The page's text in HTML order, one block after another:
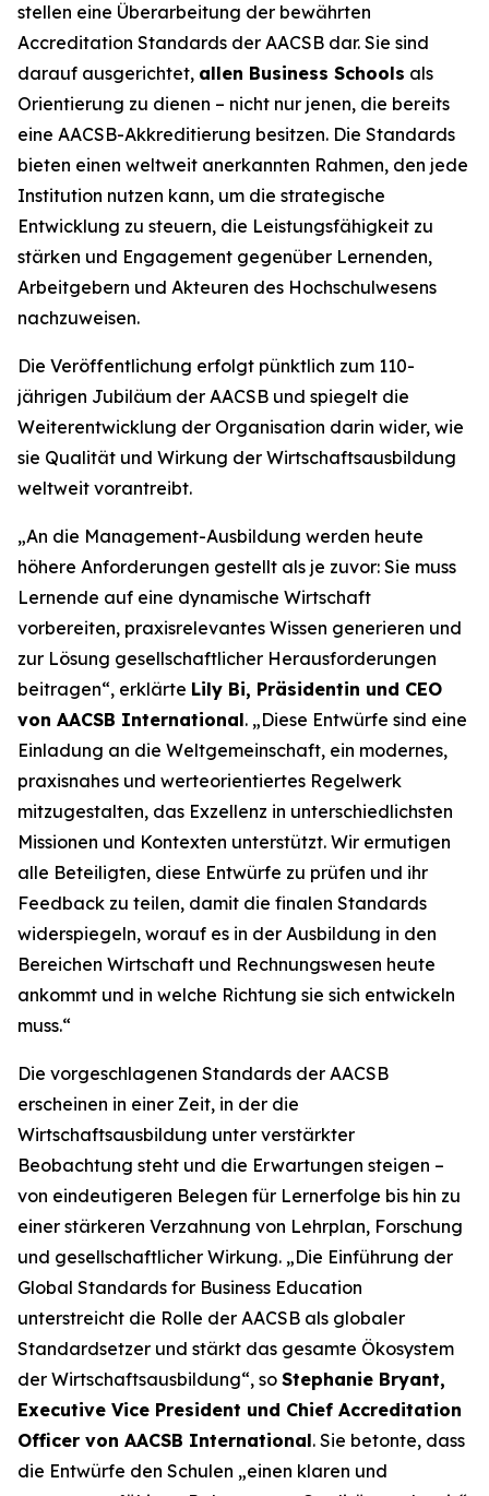
stellen eine Überarbeitung der bewährten
Accreditation Standards der AACSB dar. Sie sind
darauf ausgerichtet, allen Business Schools als
Orientierung zu dienen – nicht nur jenen, die bereits
eine AACSB-Akkreditierung besitzen. Die Standards
bieten einen weltweit anerkannten Rahmen, den jede
Institution nutzen kann, um die strategische
Entwicklung zu steuern, die Leistungsfähigkeit zu
stärken und Engagement gegenüber Lernenden,
Arbeitgebern und Akteuren des Hochschulwesens
nachzuweisen.
Die Veröffentlichung erfolgt pünktlich zum 110-
jährigen Jubiläum der AACSB und spiegelt die
Weiterentwicklung der Organisation darin wider, wie
sie Qualität und Wirkung der Wirtschaftsausbildung
weltweit vorantreibt.
„An die Management-Ausbildung werden heute
höhere Anforderungen gestellt als je zuvor: Sie muss
Lernende auf eine dynamische Wirtschaft
vorbereiten, praxisrelevantes Wissen generieren und
zur Lösung gesellschaftlicher Herausforderungen
beitragen“, erklärte Lily Bi, Präsidentin und CEO
von AACSB International. „Diese Entwürfe sind eine
Einladung an die Weltgemeinschaft, ein modernes,
praxisnahes und werteorientiertes Regelwerk
mitzugestalten, das Exzellenz in unterschiedlichsten
Missionen und Kontexten unterstützt. Wir ermutigen
alle Beteiligten, diese Entwürfe zu prüfen und ihr
Feedback zu teilen, damit die finalen Standards
widerspiegeln, worauf es in der Ausbildung in den
Bereichen Wirtschaft und Rechnungswesen heute
ankommt und in welche Richtung sie sich entwickeln
muss.“
Die vorgeschlagenen Standards der AACSB
erscheinen in einer Zeit, in der die
Wirtschaftsausbildung unter verstärkter
Beobachtung steht und die Erwartungen steigen –
von eindeutigeren Belegen für Lernerfolge bis hin zu
einer stärkeren Verzahnung von Lehrplan, Forschung
und gesellschaftlicher Wirkung. „Die Einführung der
Global Standards for Business Education
unterstreicht die Rolle der AACSB als globaler
Standardsetzer und stärkt das gesamte Ökosystem
der Wirtschaftsausbildung“, so Stephanie Bryant,
Executive Vice President und Chief Accreditation
Officer von AACSB International. Sie betonte, dass
die Entwürfe den Schulen „einen klaren und